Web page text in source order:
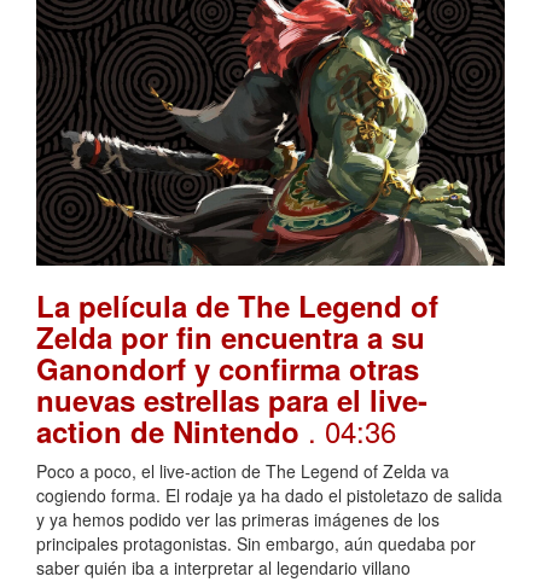
La película de The Legend of
Zelda por fin encuentra a su
Ganondorf y confirma otras
nuevas estrellas para el live-
action de Nintendo . 04:36
Poco a poco, el live-action de The Legend of Zelda va
cogiendo forma. El rodaje ya ha dado el pistoletazo de salida
y ya hemos podido ver las primeras imágenes de los
principales protagonistas. Sin embargo, aún quedaba por
saber quién iba a interpretar al legendario villano